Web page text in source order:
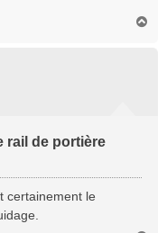
rail de portière
certainement le